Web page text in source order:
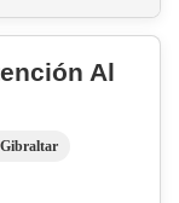
Al
Gibraltar